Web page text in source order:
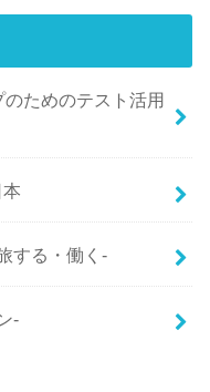
ためのテスト活用
する・働く-
-